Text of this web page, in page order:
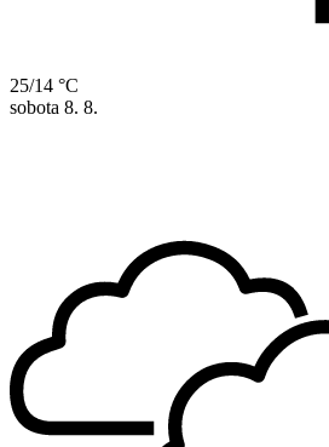
25/14 °C
sobota 8. 8.